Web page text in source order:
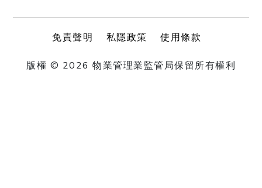
免責聲明 私隱政策 使用條款
版權 © 2026 物業管理業監管局保留所有權利